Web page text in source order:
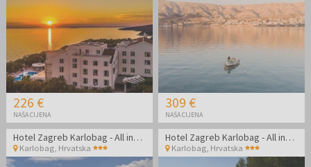
226 €
NAŠA CIJENA
309 €
NAŠA CIJENA
Hotel Zagreb Karlobag - All inclusive light pozdrav ljetu - Soba s balkonom
Karlobag, Hrvatska
Hotel Zagreb Karlobag - All inclusive light pozdrav ljetu
Karlobag Hrvatska